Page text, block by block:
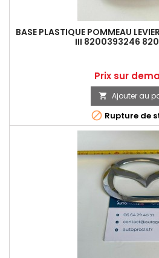
BASE PLASTIQUE POMMEAU
III 8200393246
Prix
Prix sur
 Ajouter au
 Rupture de